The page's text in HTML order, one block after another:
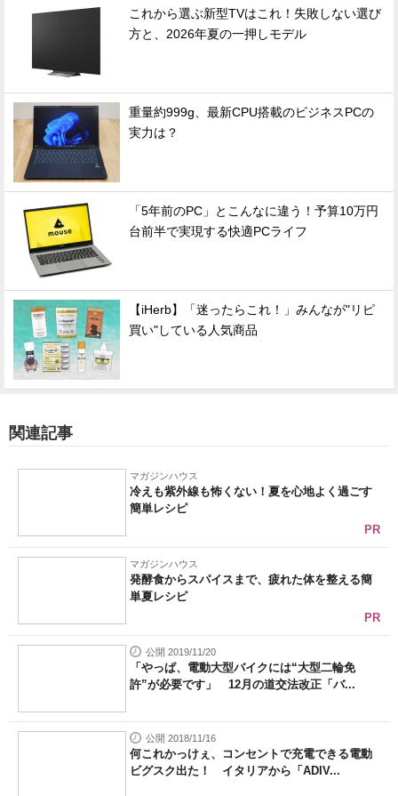
これから選ぶ新型TVはこれ！失敗しない選び
方と、2026年夏の一押しモデル
重量約999g、最新CPU搭載のビジネスPCの
実力は？
「5年前のPC」とこんなに違う！予算10万円
台前半で実現する快適PCライフ
【iHerb】「迷ったらこれ！」みんなが"リピ
買い"している人気商品
関連記事
マガジンハウス
冷えも紫外線も怖くない！夏を心地よく過ごす
簡単レシピ
PR
マガジンハウス
発酵食からスパイスまで、疲れた体を整える簡
単夏レシピ
PR
公開 2019/11/20
「やっぱ、電動大型バイクには“大型二輪免
許”が必要です」 12月の道交法改正「バ...
公開 2018/11/16
何これかっけぇ、コンセントで充電できる電動
ビグスク出た！ イタリアから「ADIV...